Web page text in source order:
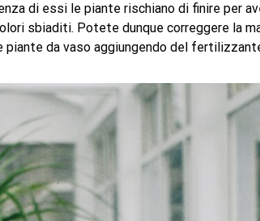
di essi le piante rischiano di finire per
sbiaditi. Potete dunque correggere la
da vaso aggiungendo del